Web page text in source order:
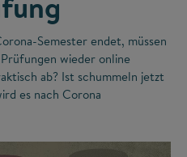
Semester endet, müssen
wieder online
ab? Ist schummeln jetzt
es nach Corona